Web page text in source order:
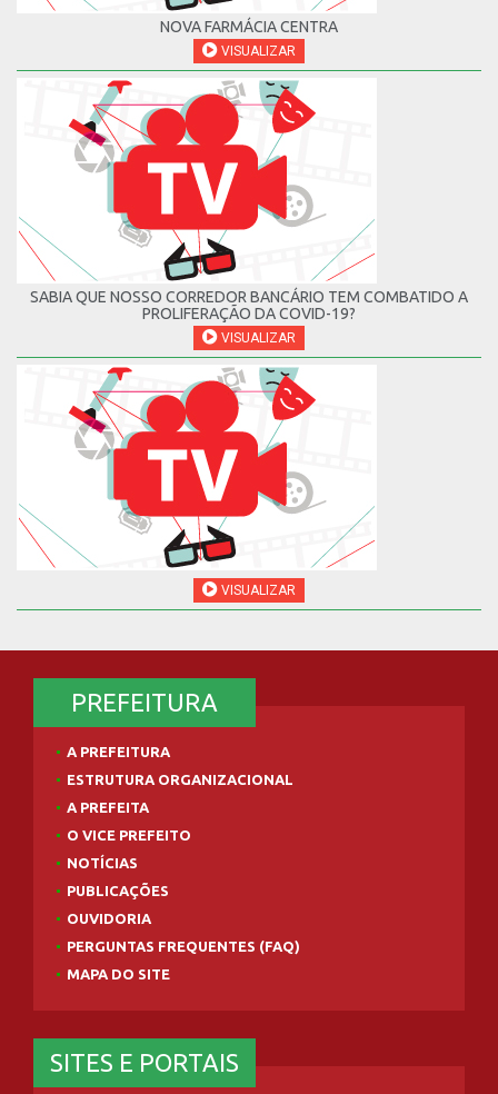
NOVA FARMÁCIA CENTRA
VISUALIZAR
SABIA QUE NOSSO CORREDOR BANCÁRIO TEM COMBATIDO A
PROLIFERAÇÃO DA COVID-19?
VISUALIZAR
VISUALIZAR
PREFEITURA
A PREFEITURA
ESTRUTURA ORGANIZACIONAL
A PREFEITA
O VICE PREFEITO
NOTÍCIAS
PUBLICAÇÕES
OUVIDORIA
PERGUNTAS FREQUENTES (FAQ)
MAPA DO SITE
SITES E PORTAIS